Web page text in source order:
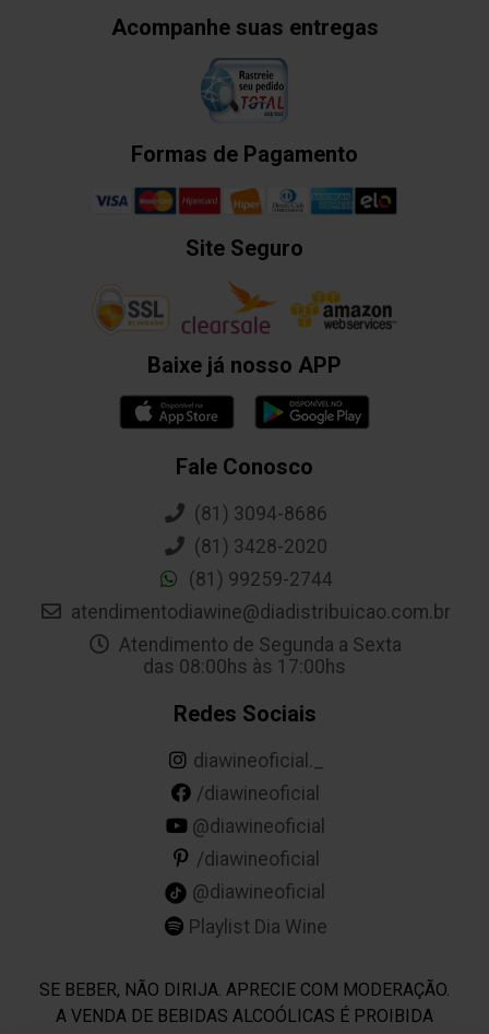
Acompanhe suas entregas
Formas de Pagamento
Site Seguro
Baixe já nosso APP
Fale Conosco
(81) 3094-8686
(81) 3428-2020
(81) 99259-2744
atendimentodiawine@diadistribuicao.com.br
Atendimento de Segunda a Sexta
das 08:00hs às 17:00hs
Redes Sociais
diawineoficial._
/diawineoficial
@diawineoficial
/diawineoficial
@diawineoficial
Playlist Dia Wine
SE BEBER, NÃO DIRIJA. APRECIE COM MODERAÇÃO.
A VENDA DE BEBIDAS ALCOÓLICAS É PROIBIDA